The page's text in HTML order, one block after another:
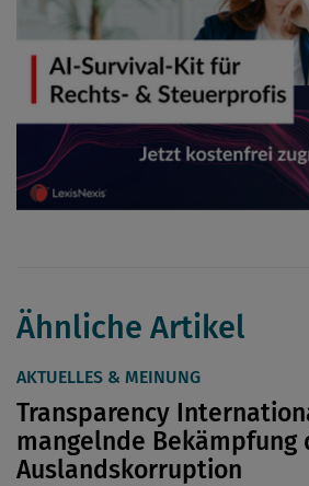
Ähnliche Artikel
AKTUELLES & MEINUNG
Transparency
mangelnde Bekämpfung
Auslandskorruption